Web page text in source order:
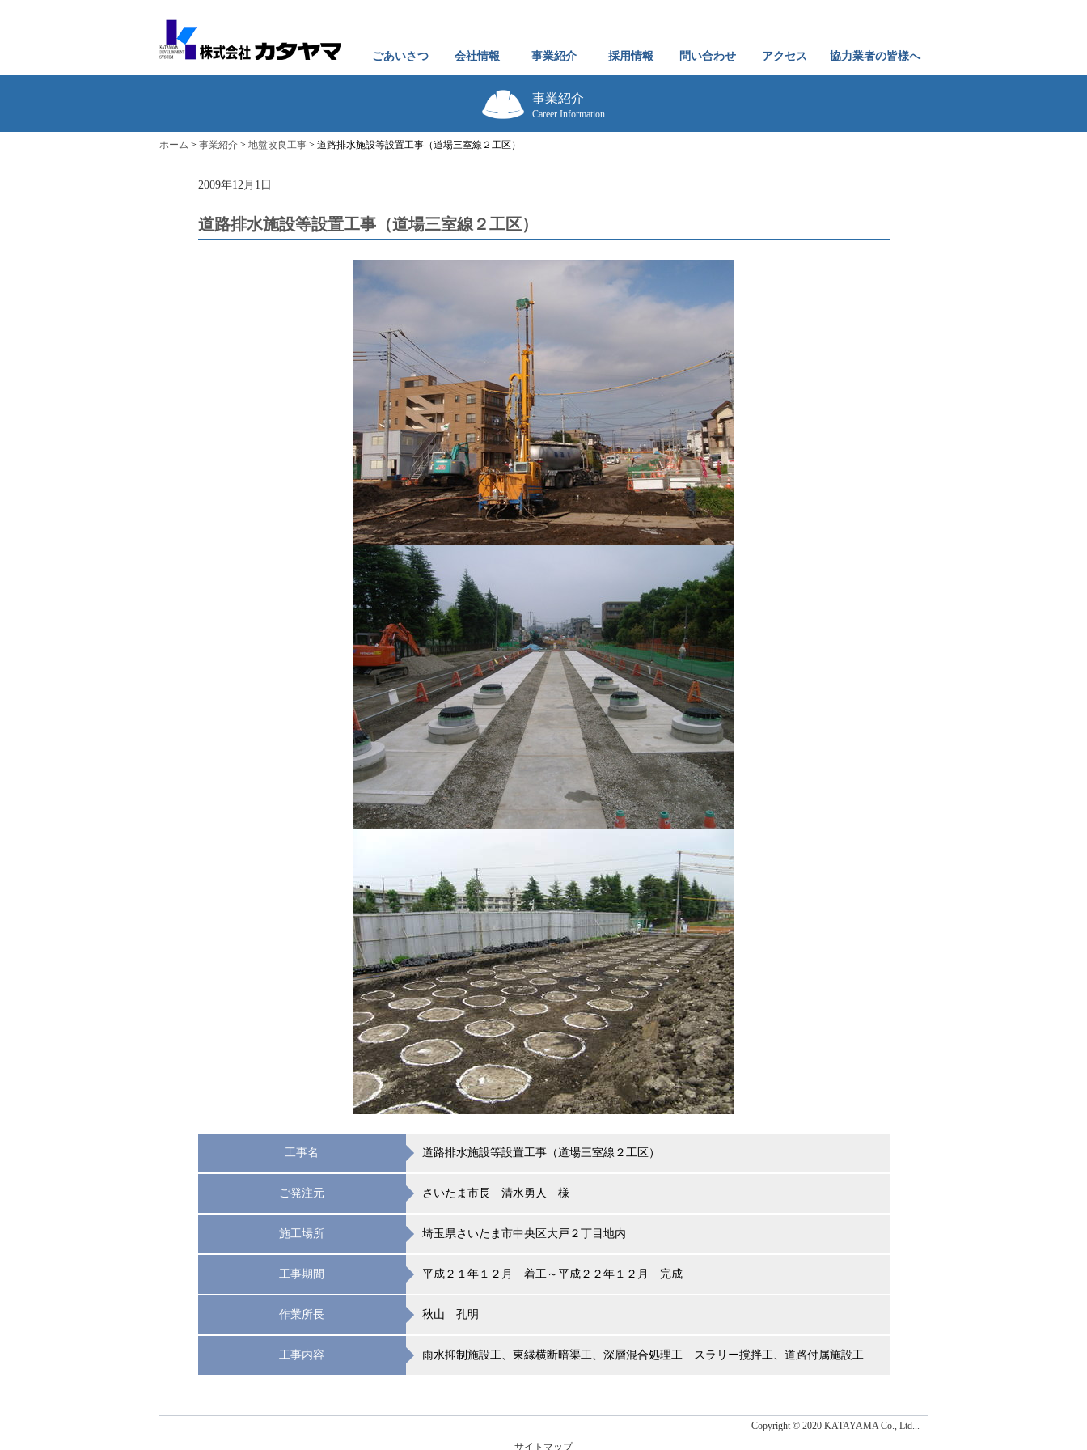
ごあいさつ 会社情報 事業紹介 採用情報 問い合わせ アクセス 協力業者の皆様へ
事業紹介
Career Information
ホーム > 事業紹介 > 地盤改良工事 > 道路排水施設等設置工事（道場三室線２工区）
2009年12月1日
道路排水施設等設置工事（道場三室線２工区）
工事名 道路排水施設等設置工事（道場三室線２工区）
ご発注元 さいたま市長 清水勇人 様
施工場所 埼玉県さいたま市中央区大戸２丁目地内
工事期間 平成２１年１２月 着工～平成２２年１２月 完成
作業所長 秋山 孔明
工事内容 雨水抑制施設工、東縁横断暗渠工、深層混合処理工 スラリー撹拌工、道路付属施設工
Copyright © 2020 KATAYAMA Co., Ltd...
サイトマップ